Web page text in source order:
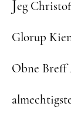
Jeg
Glorup
Obne